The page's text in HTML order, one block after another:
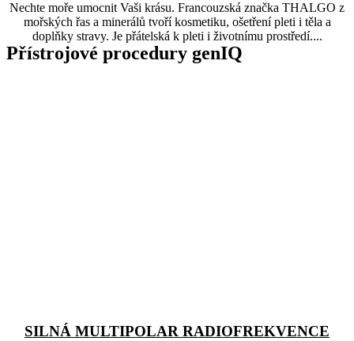
Nechte moře umocnit Vaši krásu. Francouzská značka THALGO z
mořských řas a minerálů tvoří kosmetiku, ošetření pleti i těla a
doplňky stravy. Je přátelská k pleti i životnímu prostředí....
Přístrojové procedury genIQ
SILNÁ MULTIPOLAR RADIOFREKVENCE